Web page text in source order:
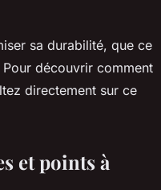
sa durabilité, que ce
découvrir comment
directement sur ce
et points à